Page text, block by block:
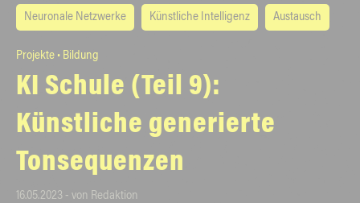
Neuronale Netzwerke Künstliche Intelligenz Austausch
Projekte • Bildung
KI Schule (Teil 9):
Künstliche generierte
Tonsequenzen
16.05.2023 - von Redaktion